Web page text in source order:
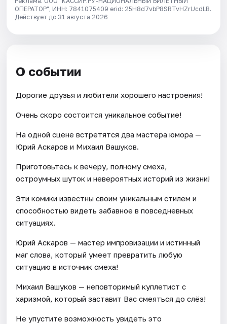
ОПЕРАТОР", ИНН: 7841075409 erid: 25H8d7vbP8SRTvHZrUcdLB.
Действует до 31 августа 2026
О событии
Дорогие друзья и любители хорошего настроения!
Очень скоро состоится уникальное событие!
На одной сцене встретятся два мастера юмора —
Юрий Аскаров и Михаил Вашуков.
Приготовьтесь к вечеру, полному смеха,
остроумных шуток и невероятных историй из жизни!
Эти комики известны своим уникальным стилем и
способностью видеть забавное в повседневных
ситуациях.
Юрий Аскаров — мастер импровизации и истинный
маг слова, который умеет превратить любую
ситуацию в источник смеха!
Михаил Вашуков — неповторимый куплетист с
харизмой, который заставит Вас смеяться до слёз!
Не упустите возможность увидеть это